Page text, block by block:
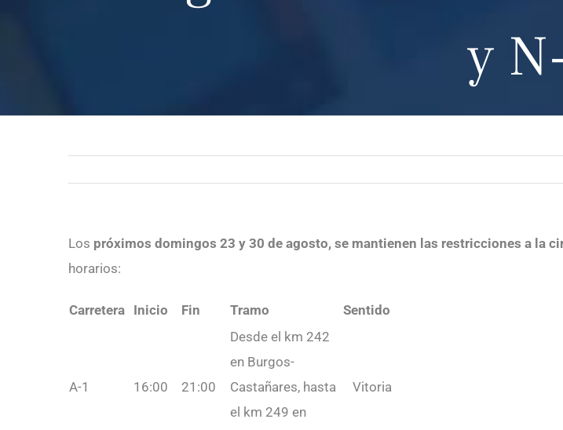
y
Los próximos domingos 23 y 30 de agosto, se mantienen las restricciones a la
horarios:
Carretera Inicio Fin Tramo Sentido
A-1 16:00 21:00
Desde el km 242
en Burgos-
Castañares, hasta
el km 249 en
Vitoria